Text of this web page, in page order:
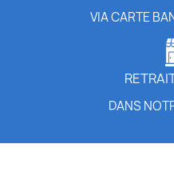
VIA CARTE
DANS